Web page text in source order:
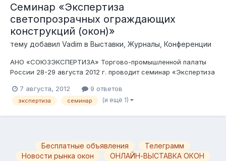
Семинар «Экспертиза
светопрозрачных ограждающих
конструкций (окон)»
тему добавил Vadim в Выставки, Журналы, Конференции
АНО «СОЮЗЭКСПЕРТИЗА» Торгово-промышленной палаты
России 28-29 августа 2012 г. проводит семинар «Экспертиза
мероприятие будет Пригожин В.Е., надеюсь в этой теме он
подробно опишет суть, состав, расписание обучения. Так же
7 августа, 2012 9 ответов
экспертиза семинар (и ещё 1)
Бесплатные объявления
Телеграмм
Новости рынка окон
ОНЛАЙН-ВЫСТАВКА ОКОН